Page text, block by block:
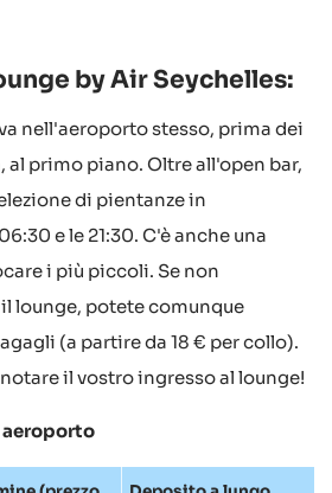
by Air Seychelles:
nell'aeroporto stesso, prima dei
al primo piano. Oltre all'open bar,
di pientanze in
e le 21:30. C'è anche una
i più piccoli. Se non
lounge, potete comunque
(a partire da 18 € per collo).
il vostro ingresso al lounge!